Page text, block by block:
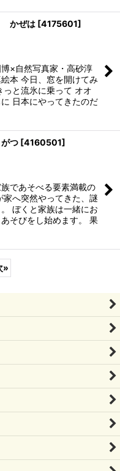
かぜは [4175601]
×自然写真家・高砂淳
本 今日、窓を開けてみ
と流氷に乗って オオ
日本にやってきたのだ
つ [4160501]
であそべる要素満載の
へ突然やってきた、謎
ぼくと家族は一緒にお
そびをし始めます。 果
»